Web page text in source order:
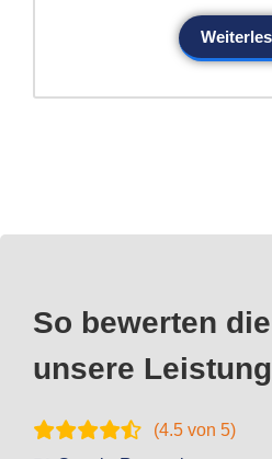
So bewerten
unsere Leistung
(4.5 von 5)